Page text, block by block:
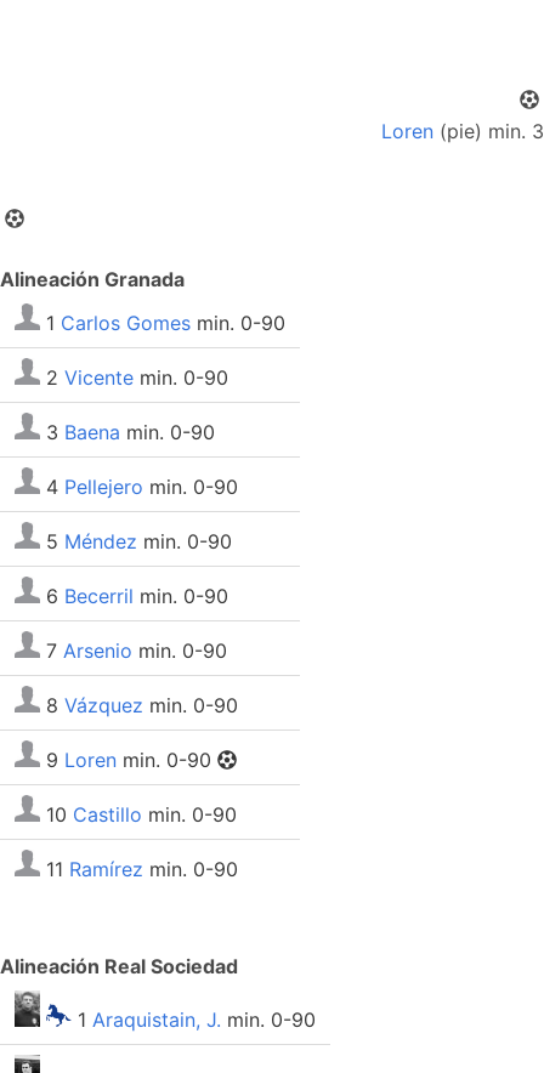
Loren (pie) min. 3
Alineación Granada
1 Carlos Gomes min. 0-90
2 Vicente min. 0-90
3 Baena min. 0-90
4 Pellejero min. 0-90
5 Méndez min. 0-90
6 Becerril min. 0-90
7 Arsenio min. 0-90
8 Vázquez min. 0-90
9 Loren min. 0-90
10 Castillo min. 0-90
11 Ramírez min. 0-90
Alineación Real Sociedad
1 Araquistain, J. min. 0-90